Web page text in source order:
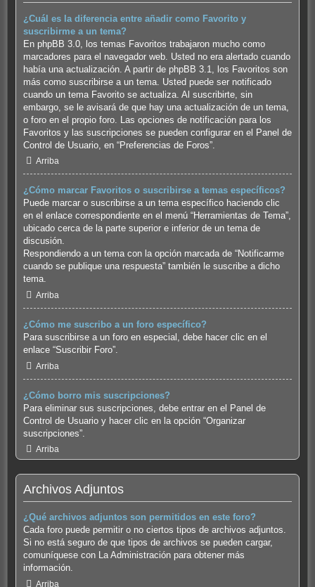
¿Cuál es la diferencia entre añadir como Favorito y
suscribirme a un tema?
En phpBB 3.0, los temas Favoritos trabajaron mucho como
marcadores para el navegador web. Usted no era alertado cuando
había una actualización. A partir de phpBB 3.1, los Favoritos son
más como suscribirse a un tema. Usted puede ser notificado
cuando un tema Favorito se actualiza. Al suscribirte, sin
embargo, se le avisará de que hay una actualización de un tema,
o foro en el propio foro. Las opciones de notificación para los
Favoritos y las suscripciones se pueden configurar en el Panel de
Control de Usuario, en “Preferencias de Foros”.
Arriba
¿Cómo marcar Favoritos o suscribirse a temas específicos?
Puede marcar o suscribirse a un tema específico haciendo clic
en el enlace correspondiente en el menú “Herramientas de Tema”,
ubicado cerca de la parte superior e inferior de un tema de
discusión.
Respondiendo a un tema con la opción marcada de “Notificarme
cuando se publique una respuesta” también le suscribe a dicho
tema.
Arriba
¿Cómo me suscribo a un foro específico?
Para suscribirse a un foro en especial, debe hacer clic en el
enlace “Suscribir Foro”.
Arriba
¿Cómo borro mis suscripciones?
Para eliminar sus suscripciones, debe entrar en el Panel de
Control de Usuario y hacer clic en la opción “Organizar
suscripciones”.
Arriba
Archivos Adjuntos
¿Qué archivos adjuntos son permitidos en este foro?
Cada foro puede permitir o no ciertos tipos de archivos adjuntos.
Si no está seguro de que tipos de archivos se pueden cargar,
comuníquese con La Administración para obtener más
información.
Arriba